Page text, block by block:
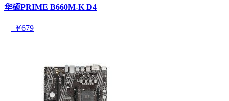
华硕PRIME B660M-K D4
￥679